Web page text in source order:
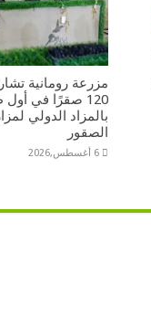
مزرعة رومانية
120 صقرًا في
بالمزاد الدولي
الصقور
6 أغسطس,2026